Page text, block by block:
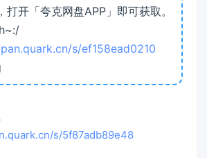
打开「夸克网盘APP」即可获取。
s/ef158ead0210
s/5f87adb89e48